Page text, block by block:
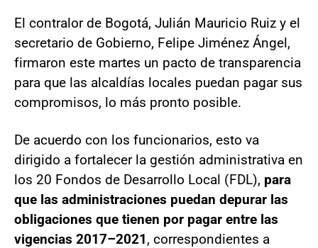
El contralor de Bogotá, Julián Mauricio Ruiz y el
secretario de Gobierno, Felipe Jiménez Ángel,
firmaron este martes un pacto de transparencia
para que las alcaldías locales puedan pagar sus
compromisos, lo más pronto posible.
De acuerdo con los funcionarios, esto va
dirigido a fortalecer la gestión administrativa en
los 20 Fondos de Desarrollo Local (FDL), para
que las administraciones puedan depurar las
obligaciones que tienen por pagar entre las
vigencias 2017–2021, correspondientes a